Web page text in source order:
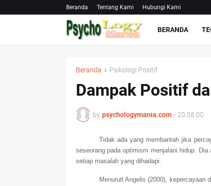
Beranda Tentang Kami Hubungi Kami
BERANDA
Beranda Psikologi Positif
Dampak Positif
by psychologymania.com - 20.08.00
Tidak ada yang membantah jika
seseorang pada optimism menjalani hidup.
setiap masalah yang dihadapi.
Menurutl Angelis (2000), kepercayaan